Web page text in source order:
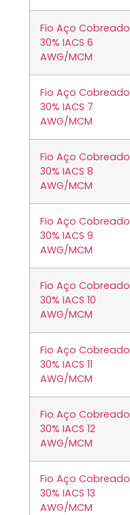
Fio Aço Cobreado
30% IACS 6
AWG/MCM
Fio Aço Cobreado
30% IACS 7
AWG/MCM
Fio Aço Cobreado
30% IACS 8
AWG/MCM
Fio Aço Cobreado
30% IACS 9
AWG/MCM
Fio Aço Cobreado
30% IACS 10
AWG/MCM
Fio Aço Cobreado
30% IACS 11
AWG/MCM
Fio Aço Cobreado
30% IACS 12
AWG/MCM
Fio Aço Cobreado
30% IACS 13
AWG/MCM